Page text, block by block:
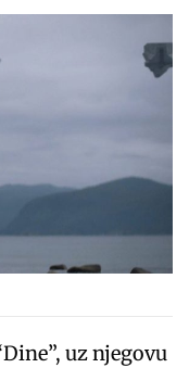
uz njegovu